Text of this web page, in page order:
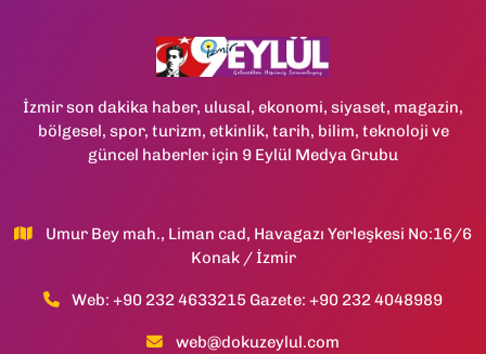
İzmir son dakika haber, ulusal, ekonomi, siyaset, magazin,
bölgesel, spor, turizm, etkinlik, tarih, bilim, teknoloji ve
güncel haberler için 9 Eylül Medya Grubu
Umur Bey mah., Liman cad, Havagazı Yerleşkesi No:16/6
Konak / İzmir
Web: +90 232 4633215 Gazete: +90 232 4048989
web@dokuzeylul.com